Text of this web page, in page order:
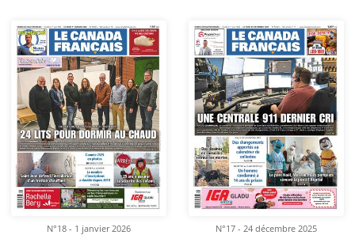
N°18 - 1 janvier 2026 N°17 - 24 décembre 2025